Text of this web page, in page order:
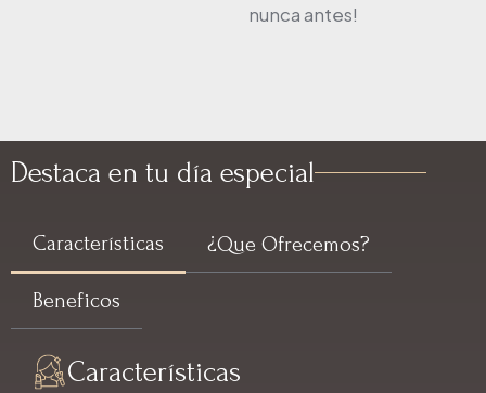
nunca antes!
Destaca en tu día especial
Características ¿Que Ofrecemos?
Beneficos
Características